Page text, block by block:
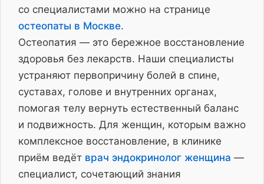
со специалистами можно на странице
остеопаты в Москве.
Остеопатия — это бережное восстановление
здоровья без лекарств. Наши специалисты
устраняют первопричину болей в спине,
суставах, голове и внутренних органах,
помогая телу вернуть естественный баланс
и подвижность. Для женщин, которым важно
комплексное восстановление, в клинике
приём ведёт врач эндокринолог женщина —
специалист, сочетающий знания